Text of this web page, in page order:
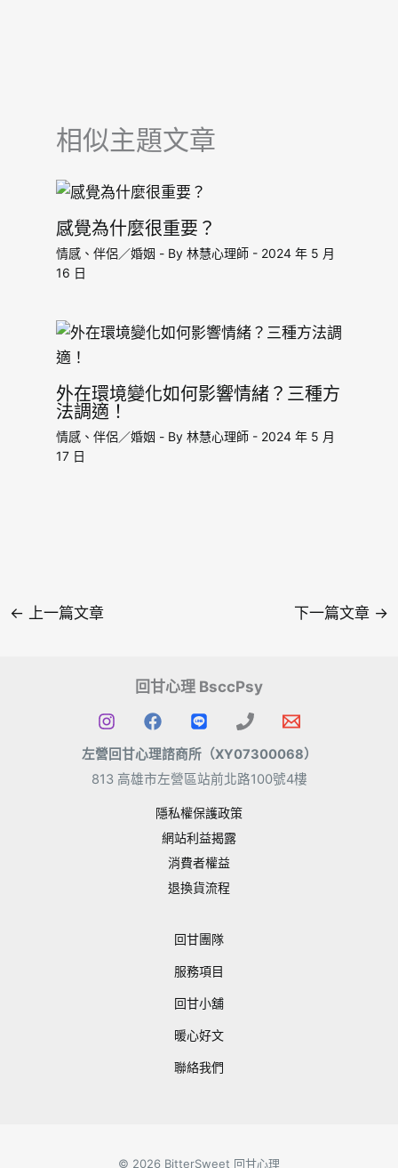
相似主題文章
感覺為什麼很重要？
情感、伴侶／婚姻 - By 林慧心理師 - 2024 年 5 月
16 日
外在環境變化如何影響情緒？三種方
法調適！
情感、伴侶／婚姻 - By 林慧心理師 - 2024 年 5 月
17 日
← 上一篇文章 下一篇文章 →
回甘心理 BsccPsy
左營回甘心理諮商所（XY07300068）
813 高雄市左營區站前北路100號4樓
隱私權保護政策
網站利益揭露
消費者權益
退換貨流程
回甘團隊
服務項目
回甘小舖
暖心好文
聯絡我們
© 2026 BitterSweet 回甘心理